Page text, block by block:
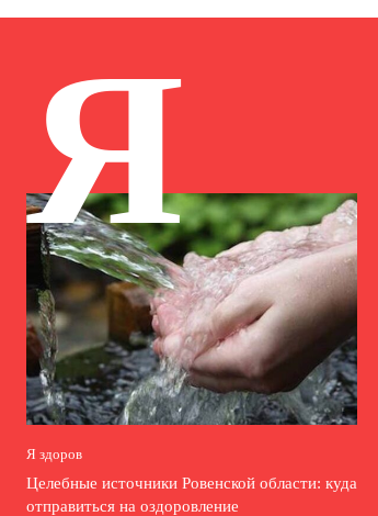
Я
Я здоров
Целебные источники Ровенской области: куда
отправиться на оздоровление